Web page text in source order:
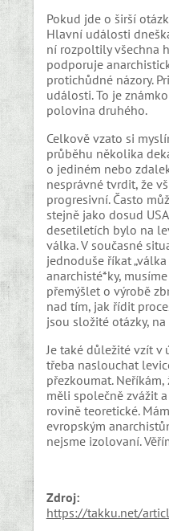
Pokud jde o širší
Hlavní události
ní rozpoltily všechna
podporuje
protichůdné názory.
události. To je
polovina druhého.
Celkově vzato si
průběhu několika
o jediném nebo
nesprávné tvrdit, že
progresivní. Často
stejně jako dosud
desetiletích bylo na
válka. V současné
jednoduše říkat
anarchisté*ky,
přemýšlet o výrobě
nad tím, jak řídit
jsou složité otázky,
Je také důležité vzít v
třeba naslouchat
přezkoumat.
měli společně zvážit
rovině teoretické.
evropským
nejsme izolovaní.
Zdroj:
https://takku.net/